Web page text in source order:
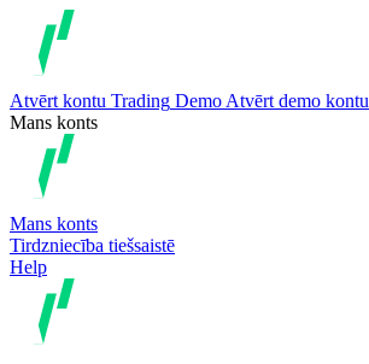
Atvērt kontu Trading Demo Atvērt demo kontu
Mans konts
Mans konts
Tirdzniecība tiešsaistē
Help